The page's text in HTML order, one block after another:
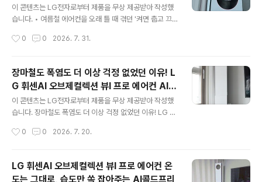
져온 변화
이 콘텐츠는 LG전자로부터 제품을 무상 제공받아 작성했
습니다. • 여름철 에어컨을 오래 틀 때 겪던 '켜면 춥고 끄
장에서 완벽하게 해결해 줍니다. • 보송한 AI콜드프리를
만 독립 제어해 찬 바람 없이 온종일 가볍고 산뜻합니다. •
말뜻과 의도를 파악하는 'AI음성인식'부터 열대야 숙면을
돕는 'AI수면', 나만의 개성을 뽐낼 수 있는 ‘뷰케이스 커스
텀’과 혁신적인 ‘클린뷰 구조’ 기능으로 위생 걱정 없어 다
양한 가정에 추천 드리고 싶습니다. 폭염과 장시간 냉방 속,
년보다 장마가 늦게 오면서 유난히 여름이 길게 느껴지는
0 0 2026. 7. 31.
장마철도 폭염도 더 이상 걱정 없었던 이유! L
G 휘센AI 오브제컬렉션 뷰I 프로 에어컨 AI콜
드프리 실사용 후기
이 콘텐츠는 LG전자로부터 제품을 무상 제공받아 작성했
습니다. 장마철도 폭염도 더 이상 걱정 없었던 이유! LG 휘
기 여름이 시작되면 가장 먼저 떠오르는 가전이 바로 에어
방식 자체가 많이 달라졌다는 것을 느끼고 있습니다. 신제
0 0 2026. 7. 20.
LG 휘센AI 오브제컬렉션 뷰I 프로 에어컨 온
도는 그대로, 습도만 쏙 잡아주는 AI콜드프리